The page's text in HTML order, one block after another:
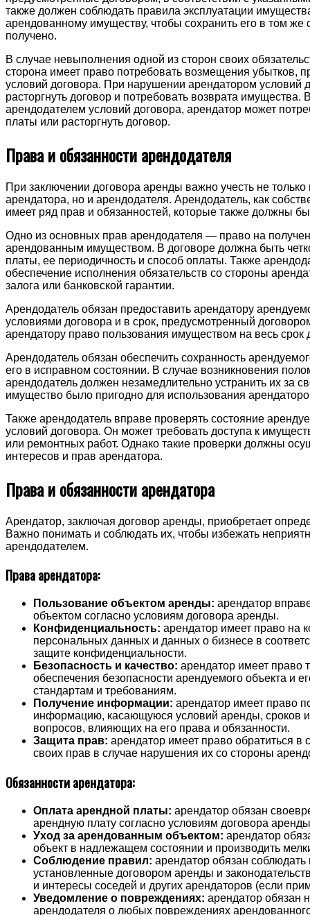
также должен соблюдать правила эксплуатации
арендованному имуществу, чтобы сохранить его в том же
получено.
В случае невыполнения одной из сторон своих
сторона имеет право потребовать возмещения убытков,
условий договора. При нарушении арендатором условий
расторгнуть договор и потребовать возврата имущества.
арендодателем условий договора, арендатор может
платы или расторгнуть договор.
Права и обязанности арендодателя
При заключении договора аренды важно учесть не только
арендатора, но и арендодателя. Арендодатель, как
имеет ряд прав и обязанностей, которые также должны
Одно из основных прав арендодателя — право на
арендованным имуществом. В договоре должна быть
платы, ее периодичность и способ оплаты. Также
обеспечение исполнения обязательств со стороны
залога или банковской гарантии.
Арендодатель обязан предоставить арендатору
условиями договора и в срок, предусмотренный
арендатору право пользования имуществом на весь срок
Арендодатель обязан обеспечить сохранность
его в исправном состоянии. В случае возникновения
арендодатель должен незамедлительно устранить их за
имущество было пригодно для использования
Также арендодатель вправе проверять состояние
условий договора. Он может требовать доступа к
или ремонтных работ. Однако такие проверки должны
интересов и прав арендатора.
Права и обязанности арендатора
Арендатор, заключая договор аренды, приобретает
Важно понимать и соблюдать их, чтобы избежать
арендодателем.
Права арендатора:
Пользование объектом аренды: арендатор
объектом согласно условиям договора аренды.
Конфиденциальность: арендатор имеет право на
персональных данных и данных о бизнесе в
защите конфиденциальности.
Безопасность и качество: арендатор имеет право
обеспечения безопасности арендуемого объекта и
стандартам и требованиям.
Получение информации: арендатор имеет право
информацию, касающуюся условий аренды, сроков и
вопросов, влияющих на его права и обязанности.
Защита прав: арендатор имеет право обратиться в
своих прав в случае нарушения их со стороны
Обязанности арендатора:
Оплата арендной платы: арендатор обязан
арендную плату согласно условиям договора
Уход за арендованным объектом: арендатор
объект в надлежащем состоянии и производить
Соблюдение правил: арендатор обязан
установленные договором аренды и
и интересы соседей и других арендаторов (если
Уведомление о повреждениях: арендатор обязан
арендодателя о любых повреждениях